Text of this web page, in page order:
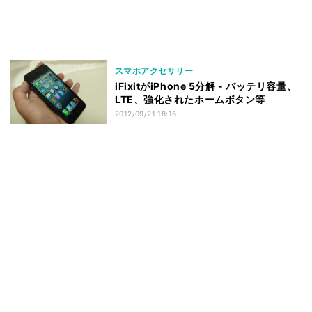
スマホアクセサリー
iFixitがiPhone 5分解 - バッテリ容量、
LTE、強化されたホームボタン等
2012/09/21 18:16